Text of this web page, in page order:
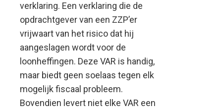
verklaring. Een verklaring die de
opdrachtgever van een ZZP’er
vrijwaart van het risico dat hij
aangeslagen wordt voor de
loonheffingen. Deze VAR is handig,
maar biedt geen soelaas tegen elk
mogelijk fiscaal probleem.
Bovendien levert niet elke VAR een